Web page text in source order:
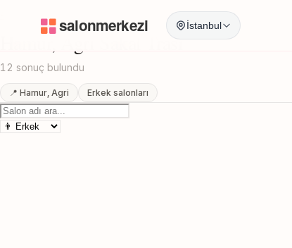
İstanbul
Sakal Trasi
Hamur, Agri Sakal Trasi
12 sonuç bulundu
📍 Hamur, Agri Erkek salonları